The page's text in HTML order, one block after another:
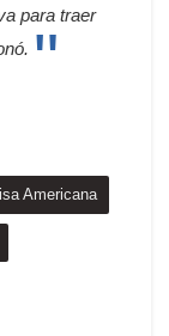
para traer
Americana